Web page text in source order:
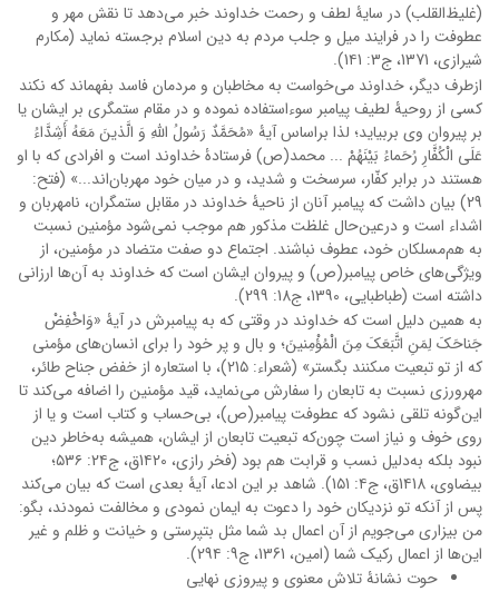
(غلیظ‌القلب) در سایۀ لطف و رحمت خداوند خبر می‌دهد تا نقش مهر و
عطوفت را در فرایند میل و جلب مردم به دین اسلام برجسته نماید (مکارم
شیرازی، 1371، ج3: 1۴1).
ازطرف دیگر، خداوند می‌خواست به مخاطبان و مردمان فاسد بفهماند که نکند
کسی از روحیۀ لطیف پیامبر سوءاستفاده نموده و در مقام ستمگری بر ایشان یا
بر پیروان وی بربیاید؛ لذا براساس آیۀ «مُحَمَّدٌ رَسُولُ اللَّهِ وَ الَّذینَ مَعَهُ أَشِدَّاءُ
عَلَى الْکُفَّارِ رُحَماءُ بَیْنَهُمْ ... محمد(ص) فرستادۀ خداوند است و افرادی که با او
هستند در برابر کفّار، سرسخت و شدید، و در میان خود مهربان‌اند...» (فتح:
29) بیان داشت که پیامبر آنان از ناحیۀ خداوند در مقابل ستمگران، نامهربان و
اشداء است و درعین‌حال غلظت مذکور هم موجب نمی‌شود مؤمنین نسبت
به هم‌مسلکان خود، عطوف نباشند. اجتماع دو صفت متضاد در مؤمنین، از
ویژگی‌های خاص پیامبر(ص) و پیروان ایشان است که خداوند به آن‌ها ارزانی
داشته است (طباطبایی، 1390، ج18: 299).
به همین دلیل است که خداوند در وقتی که به پیامبرش در آیۀ «وَاخْفِضْ
جَناحَکَ لِمَنِ اتَّبَعَکَ مِنَ الْمُؤْمِنینَ؛ و بال و پر خود را براى انسان‌های مؤمنی
که از تو تبعیت مى‏کنند بگستر» (شعراء: 21۵)، با استعاره از خفض جناح طائر،
مهرورزی نسبت به تابعان را سفارش می‌نماید، قید مؤمنین را اضافه می‌کند تا
این‌گونه تلقی نشود که عطوفت پیامبر(ص)، بی‌حساب و کتاب است و یا از
روی خوف و نیاز است چون‌که تبعیت تابعان از ایشان، همیشه به‌خاطر دین
نبود بلکه به‌دلیل نسب و قرابت هم بود (فخر رازی، 1۴20ق، ج2۴: ۵3۶؛
بیضاوی، 1۴18ق، ج۴: 1۵1). شاهد بر این ادعا، آیۀ بعدی است که بیان می‌کند
پس از آنکه تو نزدیکان خود را دعوت به ایمان نمودى و مخالفت نمودند، بگو:
من بیزارى می‌جویم از آن اعمال بد شما مثل بت‏پرستى و خیانت و ظلم و غیر
این‌ها از اعمال رکیک شما (امین، 1361، ج9: 29۴).
حوت نشانۀ تلاش معنوی و پیروزی نهایی